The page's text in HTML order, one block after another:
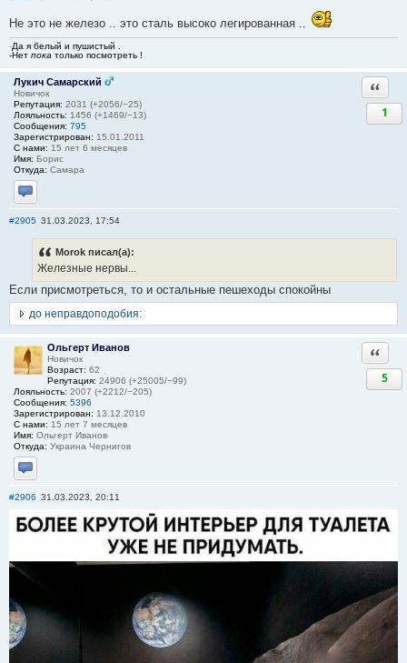
Не это не железо .. это сталь высоко легированная ..
-Да я белый и пушистый .
-Нет пока только посмотреть !
Лукич Самарский
Новичок
Репутация: 2031 (+2056/−25)
Лояльность: 1456 (+1469/−13)
Сообщения: 795
Зарегистрирован: 15.01.2011
С нами: 15 лет 6 месяцев
Имя: Борис
Откуда: Самара
Отправить личное сообщение
1
#2905 31.03.2023, 17:54
Morok писал(а):
Железные нервы...
Если присмотреться, то и остальные пешеходы спокойны
до неправдоподобия:
Ольгерт Иванов
Новичок
Возраст: 62
Репутация: 24906 (+25005/−99)
Лояльность: 2007 (+2212/−205)
Сообщения: 5396
Зарегистрирован: 13.12.2010
С нами: 15 лет 7 месяцев
Имя: Ольгерт Иванов
Откуда: Украина Чернигов
Отправить личное сообщение
5
#2906 31.03.2023, 20:11